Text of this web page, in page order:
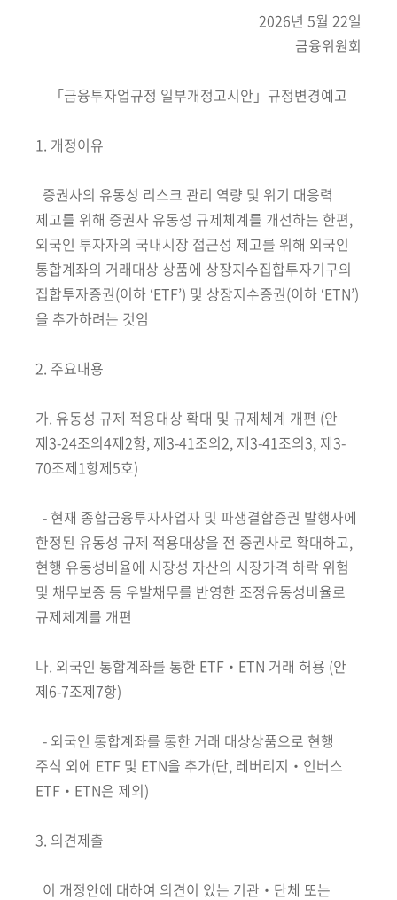
2026년 5월 22일
금융위원회
「금융투자업규정 일부개정고시안」규정변경예고
1. 개정이유
증권사의 유동성 리스크 관리 역량 및 위기 대응력
제고를 위해 증권사 유동성 규제체계를 개선하는 한편,
외국인 투자자의 국내시장 접근성 제고를 위해 외국인
통합계좌의 거래대상 상품에 상장지수집합투자기구의
집합투자증권(이하 ‘ETF’) 및 상장지수증권(이하 ‘ETN’)
을 추가하려는 것임
2. 주요내용
가. 유동성 규제 적용대상 확대 및 규제체계 개편 (안
제3-24조의4제2항, 제3-41조의2, 제3-41조의3, 제3-
70조제1항제5호)
- 현재 종합금융투자사업자 및 파생결합증권 발행사에
한정된 유동성 규제 적용대상을 전 증권사로 확대하고,
현행 유동성비율에 시장성 자산의 시장가격 하락 위험
및 채무보증 등 우발채무를 반영한 조정유동성비율로
규제체계를 개편
나. 외국인 통합계좌를 통한 ETF‧ETN 거래 허용 (안
제6-7조제7항)
- 외국인 통합계좌를 통한 거래 대상상품으로 현행
주식 외에 ETF 및 ETN을 추가(단, 레버리지‧인버스
ETF‧ETN은 제외)
3. 의견제출
이 개정안에 대하여 의견이 있는 기관‧단체 또는